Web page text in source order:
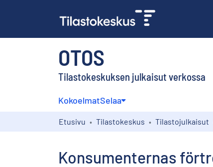
OTOS
Tilastokeskuksen julkaisut verkossa
KokoelmatSelaa
Etusivu Tilastokeskus Tilastojulkaisut
Konsumenternas